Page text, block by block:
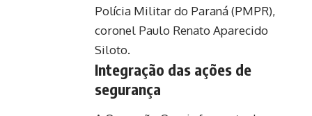
Polícia Militar do Paraná (PMPR),
coronel Paulo Renato Aparecido
Siloto.
Integração das ações de
segurança